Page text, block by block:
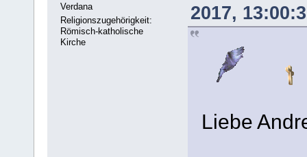
Verdana
Religionszugehörigkeit:
Römisch-katholische
Kirche
2017,
Liebe